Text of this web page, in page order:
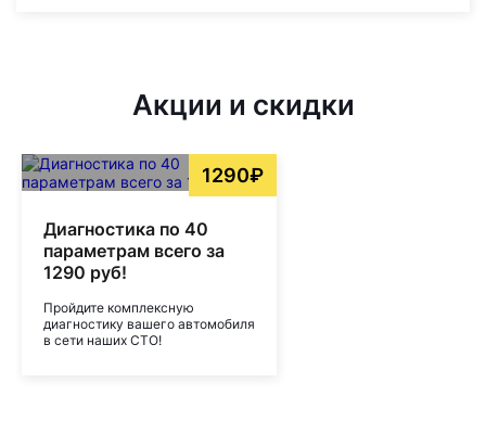
Акции и скидки
1290₽
Диагностика по 40
параметрам всего за
1290 руб!
Пройдите комплексную
диагностику вашего автомобиля
в сети наших СТО!